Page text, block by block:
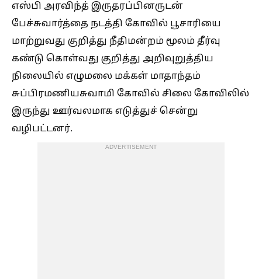
எஸ்பி அரவிந்த் இருதரப்பினருடன்
பேச்சுவார்த்தை நடத்தி கோவில் பூசாரியை
மாற்றுவது குறித்து நீதிமன்றம் மூலம் தீர்வு
கண்டு கொள்வது குறித்து அறிவுறுத்திய
நிலையில் எழுமலை மக்கள் மாதாந்தம்
சுப்பிரமணியசுவாமி கோவில் சிலை கோவிலில்
இருந்து ஊர்வலமாக எடுத்துச் சென்று
வழிபட்டனர்.
ADVERTISEMENT